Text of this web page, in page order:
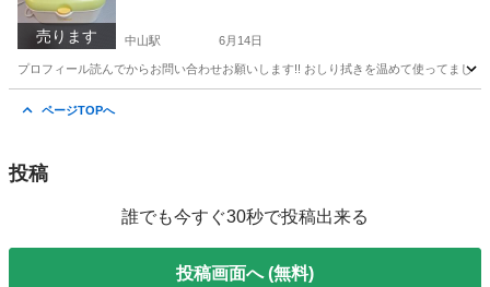
売ります 中山駅 6月14日
プロフィール読んでからお問い合わせお願いします!! おしり拭きを温めて使ってまし
ページTOPへ
投稿
誰でも今すぐ30秒で投稿出来る
投稿画面へ (無料)